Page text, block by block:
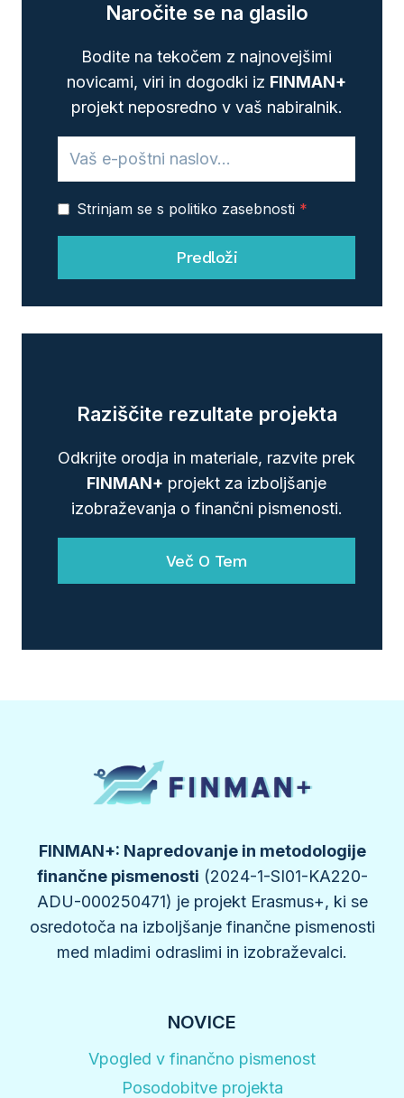
Naročite se na glasilo
Bodite na tekočem z najnovejšimi
novicami, viri in dogodki iz FINMAN+
projekt neposredno v vaš nabiralnik.
Strinjam se s politiko zasebnosti *
Predloži
Raziščite rezultate projekta
Odkrijte orodja in materiale, razvite prek
FINMAN+ projekt za izboljšanje
izobraževanja o finančni pismenosti.
Več O Tem
FINMAN+: Napredovanje in metodologije
finančne pismenosti (2024-1-SI01-KA220-
ADU-000250471) je projekt Erasmus+, ki se
osredotoča na izboljšanje finančne pismenosti
med mladimi odraslimi in izobraževalci.
NOVICE
Vpogled v finančno pismenost
Posodobitve projekta